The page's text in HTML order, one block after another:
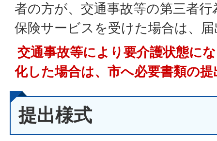
者の方が、交通事故等の第三者
保険サービスを受けた場合は、
交通事故等により要介護状態に
化した場合は、市へ必要書類の
提出様式